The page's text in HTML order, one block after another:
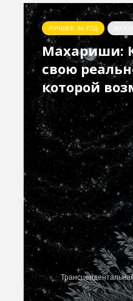
ЛУЧШЕЕ ЗА ГОД
Махариши:
свою
которой